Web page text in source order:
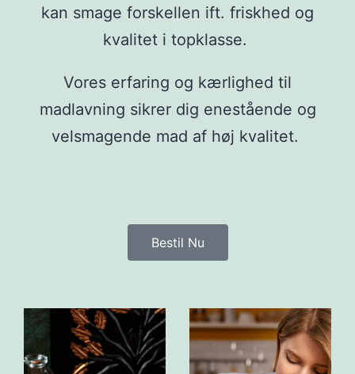
kan smage forskellen ift. friskhed og
kvalitet i topklasse.
Vores erfaring og kærlighed til
madlavning sikrer dig enestående og
velsmagende mad af høj kvalitet.
Bestil Nu